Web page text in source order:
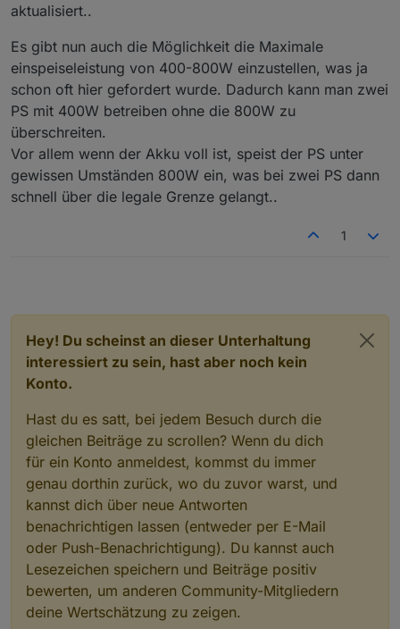
aktualisiert..
Es gibt nun auch die Möglichkeit die Maximale
einspeiseleistung von 400-800W einzustellen, was ja
schon oft hier gefordert wurde. Dadurch kann man zwei
PS mit 400W betreiben ohne die 800W zu
überschreiten.
Vor allem wenn der Akku voll ist, speist der PS unter
gewissen Umständen 800W ein, was bei zwei PS dann
schnell über die legale Grenze gelangt..
1
Hey! Du scheinst an dieser Unterhaltung
interessiert zu sein, hast aber noch kein
Konto.
Hast du es satt, bei jedem Besuch durch die
gleichen Beiträge zu scrollen? Wenn du dich
für ein Konto anmeldest, kommst du immer
genau dorthin zurück, wo du zuvor warst, und
kannst dich über neue Antworten
benachrichtigen lassen (entweder per E-Mail
oder Push-Benachrichtigung). Du kannst auch
Lesezeichen speichern und Beiträge positiv
bewerten, um anderen Community-Mitgliedern
deine Wertschätzung zu zeigen.